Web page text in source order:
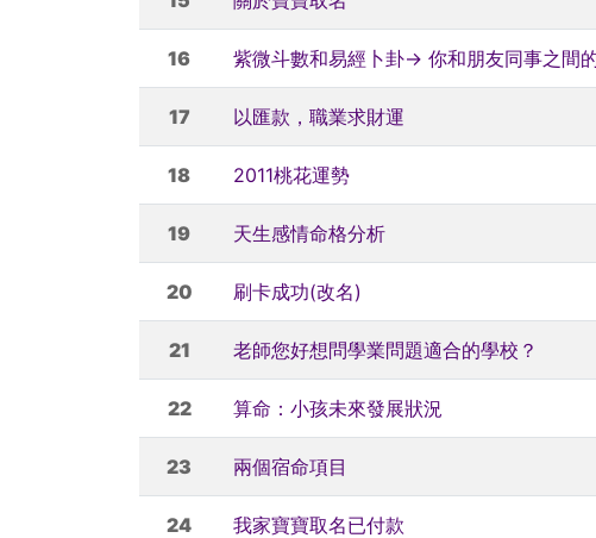
16 紫微斗數和易經卜卦→ 你和朋友同事之間
17 以匯款，職業求財運
18 2011桃花運勢
19 天生感情命格分析
20 刷卡成功(改名)
21 老師您好想問學業問題適合的學校？
22 算命：小孩未來發展狀況
23 兩個宿命項目
24 我家寶寶取名已付款